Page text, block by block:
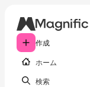
作成
ホーム
検索